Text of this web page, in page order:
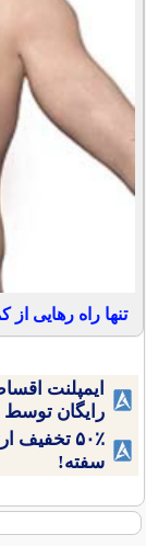
تنها راه رهایی
ایمپلنت
رایگان
۵۰٪
سفته!